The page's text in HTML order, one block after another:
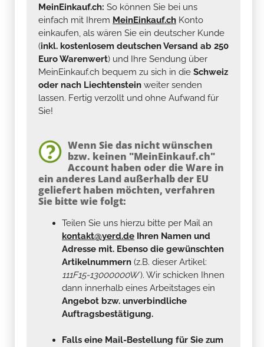
MeinEinkauf.ch: So können Sie bei uns
einfach mit Ihrem MeinEinkauf.ch Konto
einkaufen, als wären Sie ein deutscher Kunde
(inkl. kostenlosem deutschen Versand ab 250
Euro Warenwert) und Ihre Sendung über
MeinEinkauf.ch bequem zu sich in die Schweiz
oder nach Liechtenstein weiter senden
lassen. Fertig verzollt und ohne Aufwand für
Sie!
Wenn Sie das nicht wünschen
bzw. keinen "MeinEinkauf.ch"
Account haben oder die Ware in
ein anderes Land außerhalb der EU
geliefert haben möchten, verfahren
Sie bitte wie folgt:
Teilen Sie uns hierzu bitte per Mail an
kontakt@yerd.de Ihren Namen und
Adresse mit. Ebenso die gewünschten
Artikelnummern (z.B. dieser Artikel:
111F15-13000000W). Wir schicken Ihnen
dann innerhalb eines Arbeitstages ein
Angebot bzw. unverbindliche
Auftragsbestätigung.
Falls eine Mail-Bestellung für Sie zum